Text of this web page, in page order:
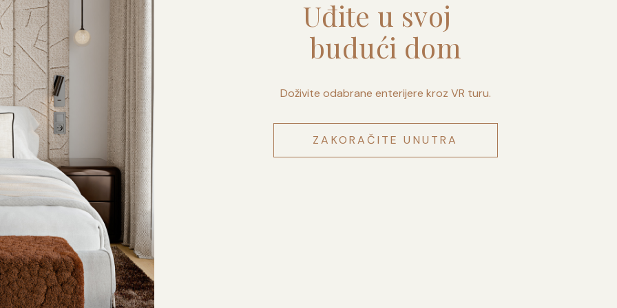
Uđite u svoj
budući dom
Doživite odabrane enterijere kroz VR turu.
ZAKORAČITE UNUTRA